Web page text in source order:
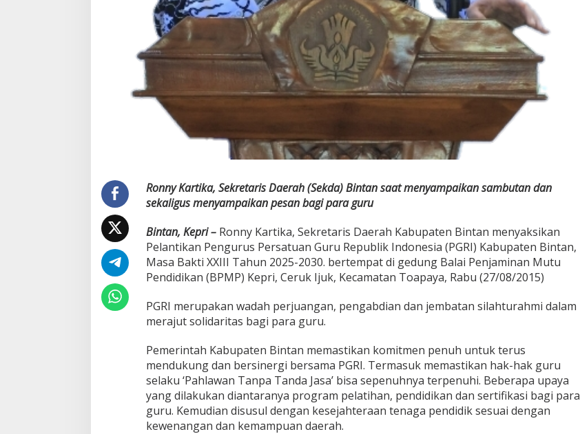
r
r
Ronny Kartika, Sekretaris Daerah (Sekda) Bintan saat menyampaikan sambutan dan
sekaligus menyampaikan pesan bagi para guru
Bintan, Kepri – Ronny Kartika, Sekretaris Daerah Kabupaten Bintan menyaksikan
Pelantikan Pengurus Persatuan Guru Republik Indonesia (PGRI) Kabupaten Bintan,
Masa Bakti XXIII Tahun 2025-2030. bertempat di gedung Balai Penjaminan Mutu
Pendidikan (BPMP) Kepri, Ceruk Ijuk, Kecamatan Toapaya, Rabu (27/08/2015)
PGRI merupakan wadah perjuangan, pengabdian dan jembatan silahturahmi dalam
merajut solidaritas bagi para guru.
Pemerintah Kabupaten Bintan memastikan komitmen penuh untuk terus
mendukung dan bersinergi bersama PGRI. Termasuk memastikan hak-hak guru
selaku ‘Pahlawan Tanpa Tanda Jasa’ bisa sepenuhnya terpenuhi. Beberapa upaya
yang dilakukan diantaranya program pelatihan, pendidikan dan sertifikasi bagi para
guru. Kemudian disusul dengan kesejahteraan tenaga pendidik sesuai dengan
kewenangan dan kemampuan daerah.